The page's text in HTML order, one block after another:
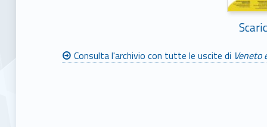
Consulta l'archivio con tutte le uscite di Veneto
Skip back to main navigation